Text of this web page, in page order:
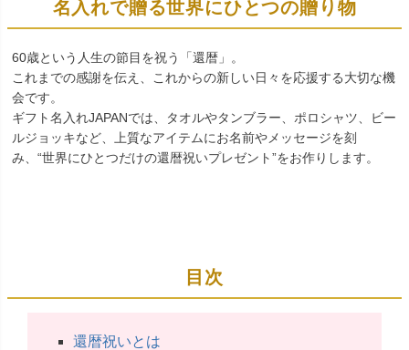
名入れで贈る世界にひとつの贈り物
60歳という人生の節目を祝う「還暦」。
これまでの感謝を伝え、これからの新しい日々を応援する大切な機
会です。
ギフト名入れJAPANでは、タオルやタンブラー、ポロシャツ、ビー
ルジョッキなど、上質なアイテムにお名前やメッセージを刻
み、“世界にひとつだけの還暦祝いプレゼント”をお作りします。
目次
還暦祝いとは